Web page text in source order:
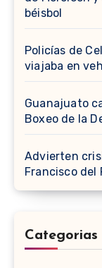
béisbol
Policías de
viajaba en
Guanajuato
Boxeo de la
Advierten
Francisco del
Categorias